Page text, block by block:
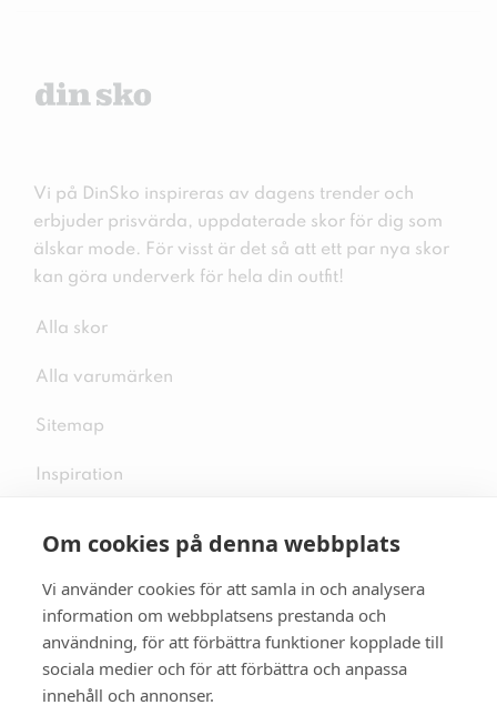
Om cookies på denna webbplats
Vi använder cookies för att samla in och analysera
information om webbplatsens prestanda och
användning, för att förbättra funktioner kopplade till
sociala medier och för att förbättra och anpassa
innehåll och annonser.
Vi på DinSko inspireras av dagens trender och
erbjuder prisvärda, uppdaterade skor för dig som
älskar mode. För visst är det så att ett par nya skor
kan göra underverk för hela din outfit!
Alla skor
Alla varumärken
Sitemap
Inspiration
Följ oss på sociala medier